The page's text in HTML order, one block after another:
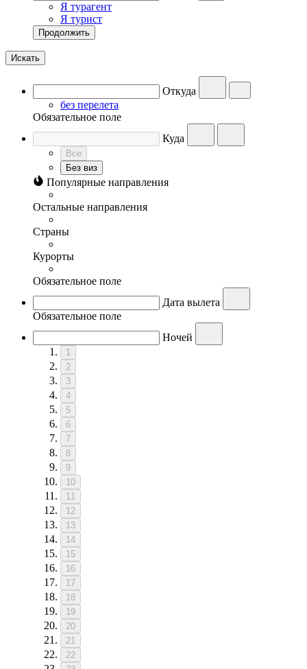
Я турагент
Я турист
Продолжить
Искать
Откуда
без перелета
Обязательное поле
Куда
Все
Без виз
Популярные направления
Остальные направления
Страны
Курорты
Обязательное поле
Дата вылета
Обязательное поле
Ночей
1
2
3
4
5
6
7
8
9
10
11
12
13
14
15
16
17
18
19
20
21
22